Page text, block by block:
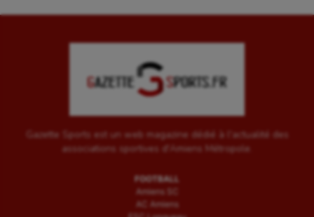
Gazette Sports est un web magazine dédié à l'actualité des
associations sportives d'Amiens Métropole.
FOOTBALL
Amiens SC
AC Amiens